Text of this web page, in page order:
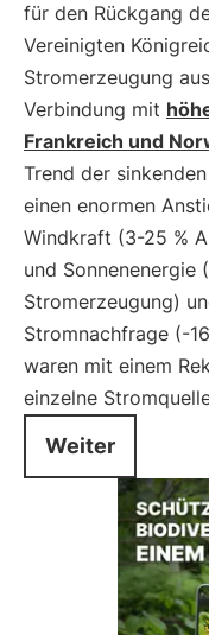
für den Rückgang
Vereinigten
Stromerzeugung
Verbindung mit
Frankreich und
Trend der
einen enormen
Windkraft (3-25 %
und Sonnenenergie
Stromerzeugung)
Stromnachfrage (-
waren mit einem
einzelne
Weiter